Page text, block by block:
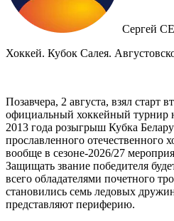
Сергей
Хоккей. Кубок Салея.
Позавчера, 2 августа, взял старт
официальный хоккейный турнир
2013 года розыгрыш Кубка
прославленного отечественного
вообще в сезоне-2026/27
Защищать звание победителя
всего обладателями почетного
становились семь ледовых
представляют периферию.